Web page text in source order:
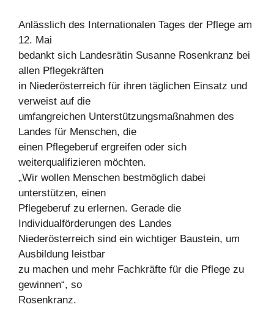
Anlässlich des Internationalen Tages der Pflege am
12. Mai
bedankt sich Landesrätin Susanne Rosenkranz bei
allen Pflegekräften
in Niederösterreich für ihren täglichen Einsatz und
verweist auf die
umfangreichen Unterstützungsmaßnahmen des
Landes für Menschen, die
einen Pflegeberuf ergreifen oder sich
weiterqualifizieren möchten.
„Wir wollen Menschen bestmöglich dabei
unterstützen, einen
Pflegeberuf zu erlernen. Gerade die
Individualförderungen des Landes
Niederösterreich sind ein wichtiger Baustein, um
Ausbildung leistbar
zu machen und mehr Fachkräfte für die Pflege zu
gewinnen“, so
Rosenkranz.